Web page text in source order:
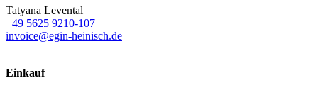
Tatyana Levental
+49 5625 9210-107
invoice@egin-heinisch.de
Einkauf